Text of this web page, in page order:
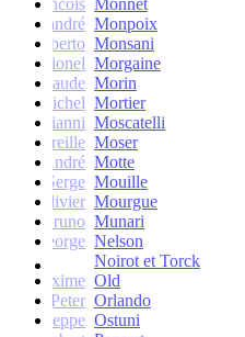
Francois Monnet
andré Monpoix
Roberto Monsani
Lionel Morgaine
Claude Morin
Michel Mortier
Gianni Moscatelli
Mireille Moser
André Motte
Serge Mouille
Olivier Mourgue
Bruno Munari
George Nelson
Noirot et Torck
Maxime Old
Peter Orlando
Giuseppe Ostuni